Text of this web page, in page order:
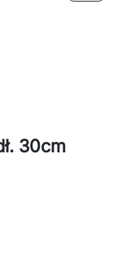
30cm